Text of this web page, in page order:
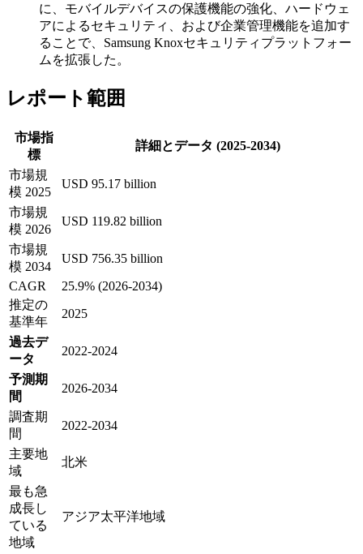
に、モバイルデバイスの保護機能の強化、ハードウェ
アによるセキュリティ、および企業管理機能を追加す
ることで、Samsung Knoxセキュリティプラットフォー
ムを拡張した。
レポート範囲
市場指
標
詳細とデータ (2025-2034)
市場規
模 2025
USD 95.17 billion
市場規
模 2026
USD 119.82 billion
市場規
模 2034
USD 756.35 billion
CAGR
25.9% (2026-2034)
推定の
基準年
2025
過去デ
ータ
2022-2024
予測期
間
2026-2034
調査期
間
2022-2034
主要地
域
北米
最も急
成長し
ている
地域
アジア太平洋地域